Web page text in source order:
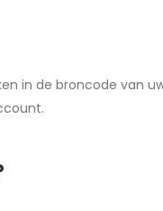
in de broncode van